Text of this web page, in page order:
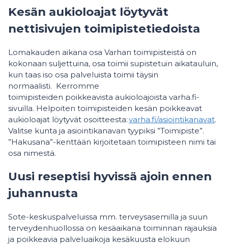
Kesän aukioloajat löytyvät
nettisivujen toimipistetiedoista
Lomakauden aikana osa Varhan toimipisteistä on
kokonaan suljettuina, osa toimii supistetuin aikatauluin,
kun taas iso osa palveluista toimii täysin
normaalisti. Kerromme
toimipisteiden poikkeavista aukioloajoista varha.fi-
sivuilla. Helpoiten toimipisteiden kesän poikkeavat
aukioloajat löytyvät osoitteesta:varha.fi/asiointikanavat.
Valitse kunta ja asiointikanavan tyypiksi ”Toimipiste”.
”Hakusana”-kenttään kirjoitetaan toimipisteen nimi tai
osa nimestä.
Uusi reseptisi hyvissä ajoin ennen
juhannusta
Sote-keskuspalveluissa mm. terveysasemilla ja suun
terveydenhuollossa on kesäaikana toiminnan rajauksia
ja poikkeavia palveluaikoja kesäkuusta elokuun